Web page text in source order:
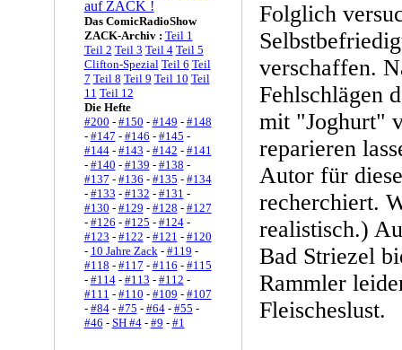
Das ComicRadioShow
ZACK-Archiv : Teil 1
Teil 2 Teil 3 Teil 4 Teil 5
Clifton-Spezial Teil 6 Teil
7 Teil 8 Teil 9 Teil 10 Teil
11 Teil 12
Die Hefte
#200 - #150 - #149 - #148
- #147 - #146 - #145 -
#144- #143 - #142 - #141
- #140 - #139 - #138 -
#137 - #136 - #135 - #134
- #133 - #132 - #131 -
#130 - #129 - #128 - #127
- #126 - #125 - #124-
#123 - #122 - #121 - #120
- 10 Jahre Zack- #119 -
#118 - #117 - #116 - #115
- #114- #113 - #112 -
#111 - #110 - #109 - #107
- #84- #75 - #64- #55 -
#46 - SH #4- #9 - #1
Folglich
verschaffen.
Fehlschlägen
mit "Joghurt"
reparieren
Autor für
recherchiert.
realistisch.)
Bad Striezel
Rammler
Fleischeslust.